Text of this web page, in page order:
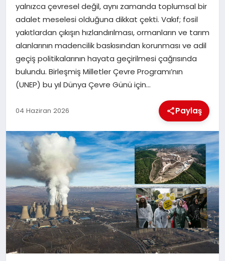
SPOR
İLÇE HABERLERI
DÜNYA
İLETIŞIM
YAZARLAR
KÜNYE
yalnızca çevresel değil, aynı zamanda toplumsal bir
adalet meselesi olduğuna dikkat çekti. Vakıf; fosil
yakıtlardan çıkışın hızlandırılması, ormanların ve tarım
alanlarının madencilik baskısından korunması ve adil
geçiş politikalarının hayata geçirilmesi çağrısında
bulundu. Birleşmiş Milletler Çevre Programı’nın
(UNEP) bu yıl Dünya Çevre Günü için…
04 Haziran 2026 Paylaş